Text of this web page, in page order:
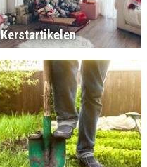
Kerstartikelen